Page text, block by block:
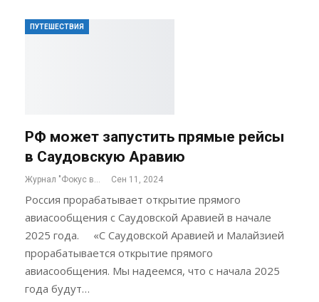
ПУТЕШЕСТВИЯ
РФ может запустить прямые рейсы
в Саудовскую Аравию
Журнал "Фокус внимания" Сен 11, 2024
Россия прорабатывает открытие прямого
авиасообщения с Саудовской Аравией в начале
2025 года. «С Саудовской Аравией и Малайзией
прорабатывается открытие прямого
авиасообщения. Мы надеемся, что с начала 2025
года будут…